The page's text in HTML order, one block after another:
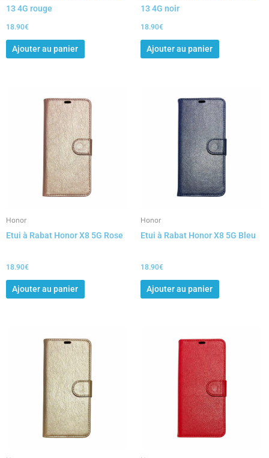
13 4G rouge
18.90€
Ajouter au panier
13 4G noir
18.90€
Ajouter au panier
Honor
Etui à Rabat Honor X8 5G Rose
18.90€
Ajouter au panier
Honor
Etui à Rabat Honor X8 5G Bleu
18.90€
Ajouter au panier